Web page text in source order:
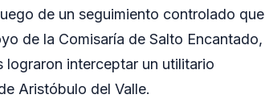
de un seguimiento controlado que
de la Comisaría de Salto Encantado,
interceptar un utilitario
Aristóbulo del Valle.